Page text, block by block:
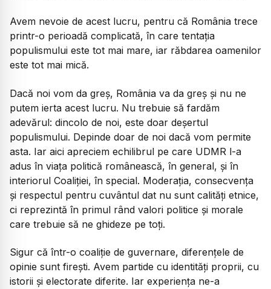
Avem nevoie de acest lucru, pentru că România trece
printr-o perioadă complicată, în care tentația
populismului este tot mai mare, iar răbdarea oamenilor
este tot mai mică.
Dacă noi vom da greș, România va da greș și nu ne
putem ierta acest lucru. Nu trebuie să fardăm
adevărul: dincolo de noi, este doar deșertul
populismului. Depinde doar de noi dacă vom permite
asta. Iar aici apreciem echilibrul pe care UDMR l-a
adus în viața politică românească, în general, și în
interiorul Coaliției, în special. Moderația, consecvența
și respectul pentru cuvântul dat nu sunt calități etnice,
ci reprezintă în primul rând valori politice și morale
care trebuie să ne ghideze pe toți.
Sigur că într-o coaliție de guvernare, diferențele de
opinie sunt firești. Avem partide cu identități proprii, cu
istorii și electorate diferite. Iar experiența ne-a